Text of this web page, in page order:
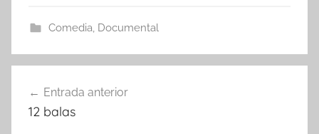
Comedia, Documental
Navegación
de
Entrada anterior
12 balas